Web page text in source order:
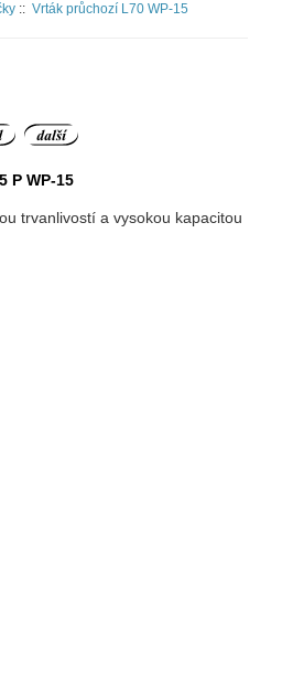
:: Vrták průchozí L70 WP-15
P WP-15
trvanlivostí a vysokou kapacitou